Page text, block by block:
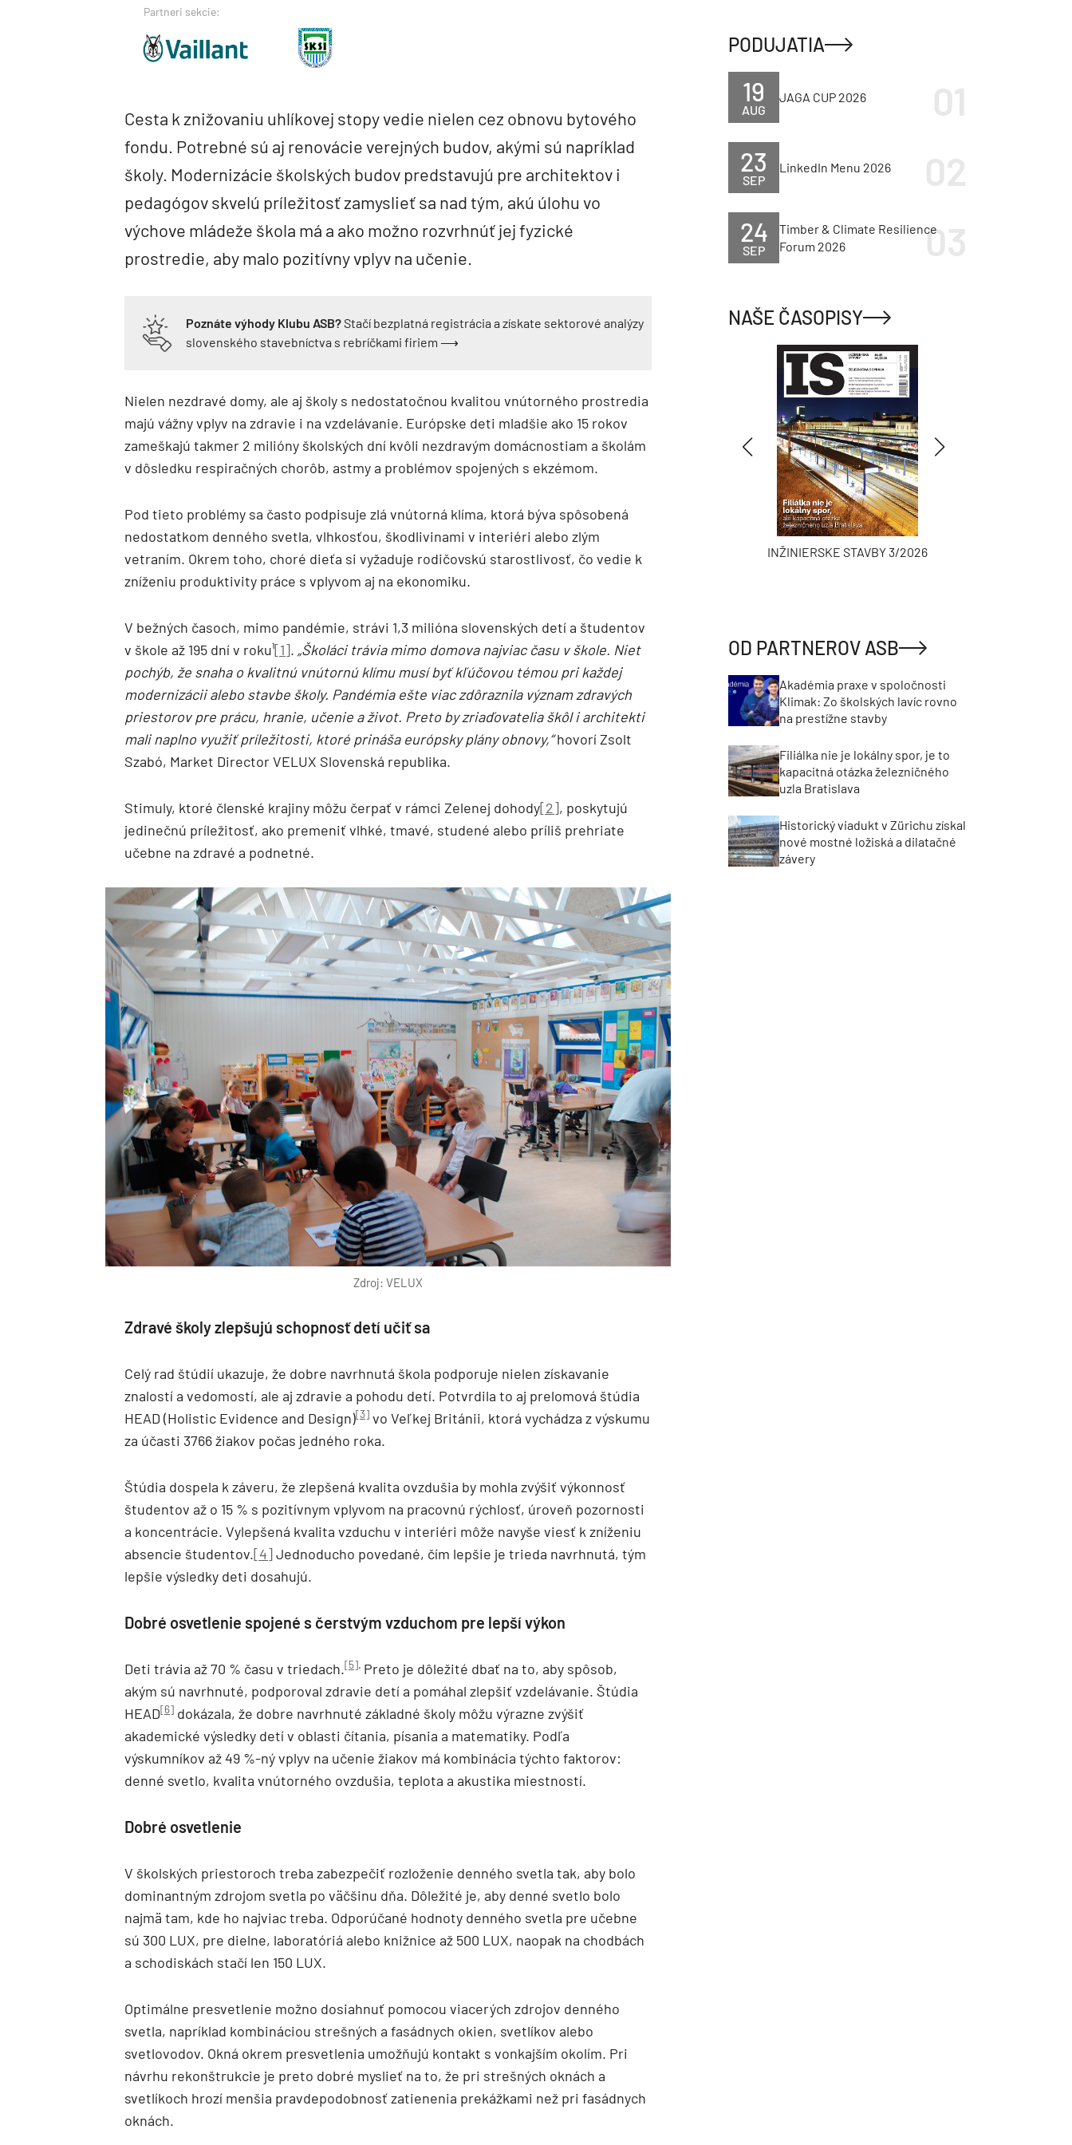
Partneri sekcie:
Cesta k znižovaniu uhlíkovej stopy vedie nielen cez obnovu bytového
fondu. Potrebné sú aj renovácie verejných budov, akými sú napríklad
školy. Modernizácie školských budov predstavujú pre architektov i
pedagógov skvelú príležitosť zamyslieť sa nad tým, akú úlohu vo
výchove mládeže škola má a ako možno rozvrhnúť jej fyzické
prostredie, aby malo pozitívny vplyv na učenie.
Poznáte výhody Klubu ASB?Stačí bezplatná registrácia a získate sektorové analýzy
slovenského stavebníctva s rebríčkami firiem ⟶
Nielen nezdravé domy, ale aj školy s nedostatočnou kvalitou vnútorného prostredia
majú vážny vplyv na zdravie i na vzdelávanie. Európske deti mladšie ako 15 rokov
zameškajú takmer 2 milióny školských dní kvôli nezdravým domácnostiam a školám
v dôsledku respiračných chorôb, astmy a problémov spojených s ekzémom.
Pod tieto problémy sa často podpisuje zlá vnútorná klíma, ktorá býva spôsobená
nedostatkom denného svetla, vlhkosťou, škodlivinami v interiéri alebo zlým
vetraním. Okrem toho, choré dieťa si vyžaduje rodičovskú starostlivosť, čo vedie k
zníženiu produktivity práce s vplyvom aj na ekonomiku.
V bežných časoch, mimo pandémie, strávi 1,3 milióna slovenských detí a študentov
v škole až 195 dní v roku¹[1]. „Školáci trávia mimo domova najviac času v škole. Niet
pochýb, že snaha o kvalitnú vnútornú klímu musí byť kľúčovou témou pri každej
modernizácii alebo stavbe školy. Pandémia ešte viac zdôraznila význam zdravých
priestorov pre prácu, hranie, učenie a život. Preto by zriaďovatelia škôl i architekti
mali naplno využiť príležitosti, ktoré prináša európsky plány obnovy,“hovorí Zsolt
Szabó, Market Director VELUX Slovenská republika.
Stimuly, ktoré členské krajiny môžu čerpať v rámci Zelenej dohody[2], poskytujú
jedinečnú príležitosť, ako premeniť vlhké, tmavé, studené alebo príliš prehriate
učebne na zdravé a podnetné.
Zdroj: VELUX
Zdravé školy zlepšujú schopnosť detí učiť sa
Celý rad štúdií ukazuje, že dobre navrhnutá škola podporuje nielen získavanie
znalostí a vedomostí, ale aj zdravie a pohodu detí. Potvrdila to aj prelomová štúdia
HEAD (Holistic Evidence and Design)[3] vo Veľkej Británii, ktorá vychádza z výskumu
za účasti 3766 žiakov počas jedného roka.
Štúdia dospela k záveru, že zlepšená kvalita ovzdušia by mohla zvýšiť výkonnosť
študentov až o 15 % s pozitívnym vplyvom na pracovnú rýchlosť, úroveň pozornosti
a koncentrácie. Vylepšená kvalita vzduchu v interiéri môže navyše viesť k zníženiu
absencie študentov.[4]Jednoducho povedané, čím lepšie je trieda navrhnutá, tým
lepšie výsledky deti dosahujú.
Dobré osvetlenie spojené s čerstvým vzduchom pre lepší výkon
Deti trávia až 70 % času v triedach.[5]. Preto je dôležité dbať na to, aby spôsob,
akým sú navrhnuté, podporoval zdravie detí a pomáhal zlepšiť vzdelávanie. Štúdia
HEAD[6] dokázala, že dobre navrhnuté základné školy môžu výrazne zvýšiť
akademické výsledky detí v oblasti čítania, písania a matematiky. Podľa
výskumníkov až 49 %-ný vplyv na učenie žiakov má kombinácia týchto faktorov:
denné svetlo, kvalita vnútorného ovzdušia, teplota a akustika miestností.
Dobré osvetlenie
V školských priestoroch treba zabezpečiť rozloženie denného svetla tak, aby bolo
dominantným zdrojom svetla po väčšinu dňa. Dôležité je, aby denné svetlo bolo
najmä tam, kde ho najviac treba. Odporúčané hodnoty denného svetla pre učebne
sú 300 LUX, pre dielne, laboratóriá alebo knižnice až 500 LUX, naopak na chodbách
a schodiskách stačí len 150 LUX.
Optimálne presvetlenie možno dosiahnuť pomocou viacerých zdrojov denného
svetla, napríklad kombináciou strešných a fasádnych okien, svetlíkov alebo
svetlovodov. Okná okrem presvetlenia umožňujú kontakt s vonkajším okolím. Pri
návrhu rekonštrukcie je preto dobré myslieť na to, že pri strešných oknách a
svetlíkoch hrozí menšia pravdepodobnosť zatienenia prekážkami než pri fasádnych
oknách.
PODUJATIA
AUG
19 JAGA CUP 2026
SEP
23 LinkedIn Menu 2026
SEP
24
Timber & Climate Resilience
Forum 2026
NAŠE ČASOPISY
TZB HAUSTECHNIK 3/2026 INŽINIERSKE STAVBY 3/2026
OD PARTNEROV ASB
Akadémia praxe v spoločnosti
Klimak: Zo školských lavíc rovno
na prestížne stavby
Filiálka nie je lokálny spor, je to
kapacitná otázka železničného
uzla Bratislava
Historický viadukt v Zürichu získal
nové mostné ložiská a dilatačné
závery